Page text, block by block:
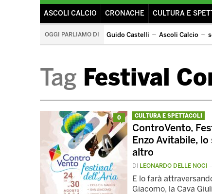
ASCOLI CALCIO CRONACHE CULTURA E
OGGI PARLIAMO DI Guido Castelli Ascoli Calcio
Tag Festival
0 CULTURA E SPETTACOLI
ControVento,
Enzo Avitabile,
altro
DI LEONARDO DELLE NOCI
E lo farà
Giacomo, la Cava